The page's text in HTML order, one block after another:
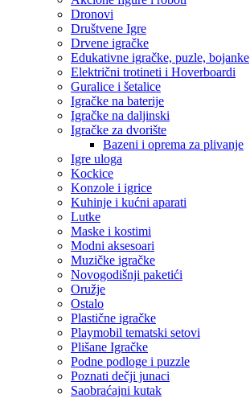
Dronovi
Društvene Igre
Drvene igračke
Edukativne igračke, puzle, bojanke
Električni trotineti i Hoverboardi
Guralice i šetalice
Igračke na baterije
Igračke na daljinski
‎Igračke za dvorište
Bazeni i oprema za plivanje
Igre uloga
Kockice
Konzole i igrice
Kuhinje i kućni aparati
Lutke
Maske i kostimi
Modni aksesoari
Muzičke igračke
Novogodišnji paketići
Oružje
Ostalo
Plastične igračke
Playmobil tematski setovi
Plišane Igračke
Podne podloge i puzzle
Poznati dečji junaci
Saobraćajni kutak